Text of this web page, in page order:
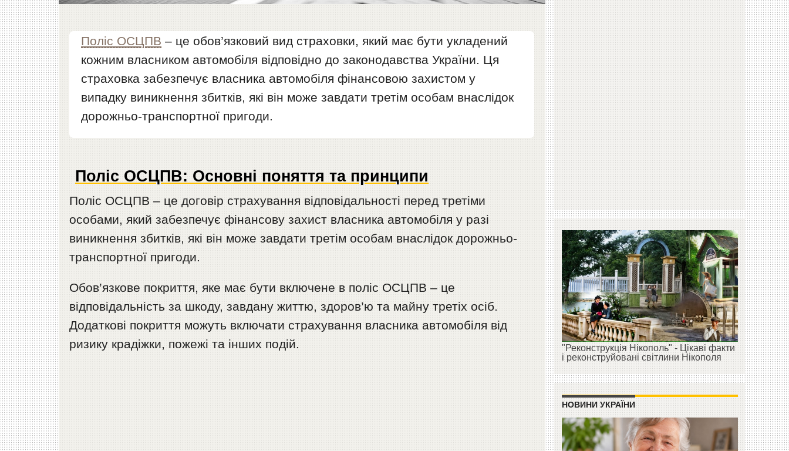
Поліс ОСЦПВ – це обов’язковий вид страховки, який має бути укладений
кожним власником автомобіля відповідно до законодавства України. Ця
страховка забезпечує власника автомобіля фінансовою захистом у
випадку виникнення збитків, які він може завдати третім особам внаслідок
дорожньо-транспортної пригоди.
Поліс ОСЦПВ: Основні поняття та принципи
Поліс ОСЦПВ – це договір страхування відповідальності перед третіми
особами, який забезпечує фінансову захист власника автомобіля у разі
виникнення збитків, які він може завдати третім особам внаслідок дорожньо-
транспортної пригоди.
Обов’язкове покриття, яке має бути включене в поліс ОСЦПВ – це
відповідальність за шкоду, завдану життю, здоров’ю та майну третіх осіб.
Додаткові покриття можуть включати страхування власника автомобіля від
ризику крадіжки, пожежі та інших подій.
"Реконструкція Нікополь" - Цікаві факти
і реконструйовані світлини Нікополя
НОВИНИ УКРАЇНИ